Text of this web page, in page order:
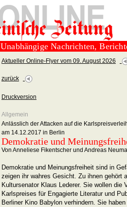
Unabhängige Nachrichten,
Aktueller Online-Flyer vom 09. August 2026
zurück
Druckversion
Allgemein
Anlässlich der Attacken auf die
am 14.12.2017 in Berlin
Demokratie und
Von Anneliese Fikentscher und Andreas
Demokratie und Meinungsfreiheit sind in
zeigen ihr wahres Gesicht. Zu ihnen gehört
Kultursenator Klaus Lederer. Sie wollen die
Karlspreises für Engagierte Literatur und
Berliner Kino Babylon verhindern. Sie